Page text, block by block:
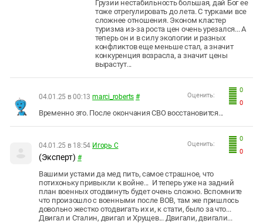
Грузии нестабильность большая, дай Бог ее
тоже отрегулировать до лета. С турками все
сложнее отношения. Эконом кластер
туризма из-за роста цен очень урезался... А
теперь он и в силу экологии и разных
конфликтов еще меньше стал, а значит
конкуренция возрасла, а значит цены
вырастут...
0
0
Оценить:
04.01.25 в 00:13 marci_roberts #
Временно это. После окончания СВО восстановится...
0
0
Оценить:
04.01.25 в 18:54 Игорь С
(Эксперт) #
Вашими устами да мед пить, самое страшное, что
потихоньку привыкли к войне... И теперь уже на задний
план военных отодвинуть будет очень сложно. Вспомните
что произошло с военными после ВОВ, там же пришлось
довольно жестко отодвигать их и, к стати, было за что...
Двигал и Сталин, двигал и Хрущев... Двигали, двигали...